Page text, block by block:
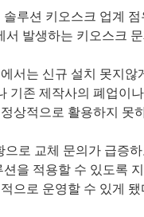
솔루션 키오스크 업계
발생하는 키오스크
서는 신규 설치 못지
기존 제작사의 폐업이
상적으로 활용하지 못
으로 교체 문의가 급증
을 적용할 수 있도록
으로 운영할 수 있게